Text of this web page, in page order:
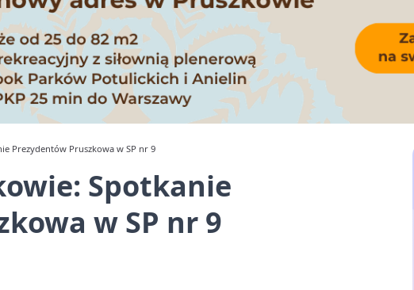
Prezydentów Pruszkowa w SP nr 9
Spotkanie
w SP nr 9